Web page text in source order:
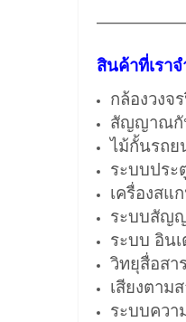
สินค้าที่เรา
กล้องวงจ
สัญญาณกั
ไม้กั้นรถย
ระบบประ
เครื่องสแ
ระบบสัญ
ระบบ อิน
วิทยุสื่อสา
เสียงตาม
ระบบควา